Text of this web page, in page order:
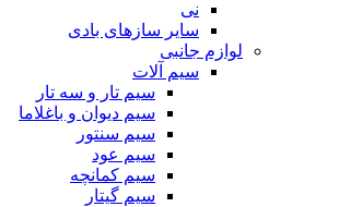
نی
سایر سازهای بادی
لوازم جانبی
سیم آلات
سیم تار و سه تار
سیم دیوان و باغلاما
سیم سنتور
سیم عود
سیم کمانچه
سیم گیتار